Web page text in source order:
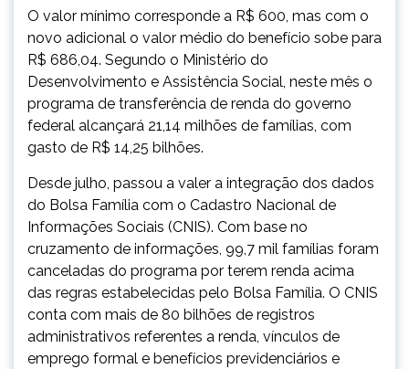
O valor mínimo corresponde a R$ 600, mas com o
novo adicional o valor médio do benefício sobe para
R$ 686,04. Segundo o Ministério do
Desenvolvimento e Assistência Social, neste mês o
programa de transferência de renda do governo
federal alcançará 21,14 milhões de famílias, com
gasto de R$ 14,25 bilhões.
Desde julho, passou a valer a integração dos dados
do Bolsa Família com o Cadastro Nacional de
Informações Sociais (CNIS). Com base no
cruzamento de informações, 99,7 mil famílias foram
canceladas do programa por terem renda acima
das regras estabelecidas pelo Bolsa Família. O CNIS
conta com mais de 80 bilhões de registros
administrativos referentes a renda, vínculos de
emprego formal e benefícios previdenciários e